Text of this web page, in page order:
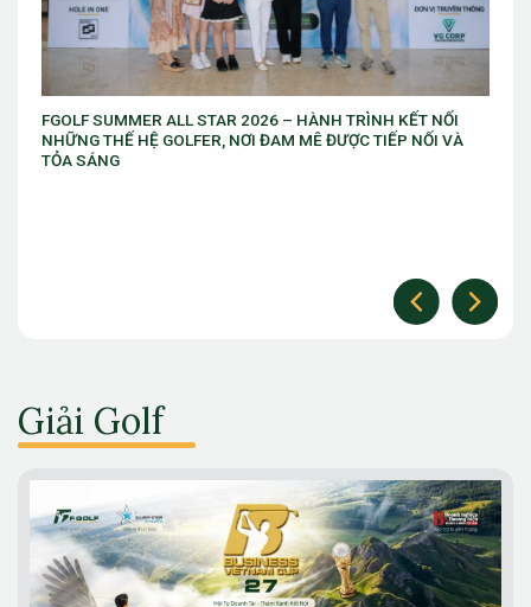
FGOLF SUMMER ALL STAR 2026 – HÀNH TRÌNH KẾT NỐI
NHỮNG THẾ HỆ GOLFER, NƠI ĐAM MÊ ĐƯỢC TIẾP NỐI VÀ
TỎA SÁNG
Giải Golf